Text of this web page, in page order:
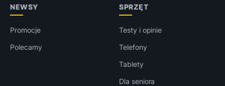
NEWSY
Promocje
Polecamy
SPRZĘT
Testy i opinie
Telefony
Tablety
Dla seniora